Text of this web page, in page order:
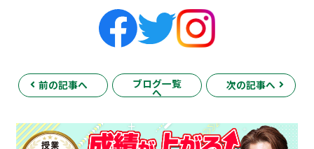
前の記事へ ブログ一覧
へ
次の記事へ